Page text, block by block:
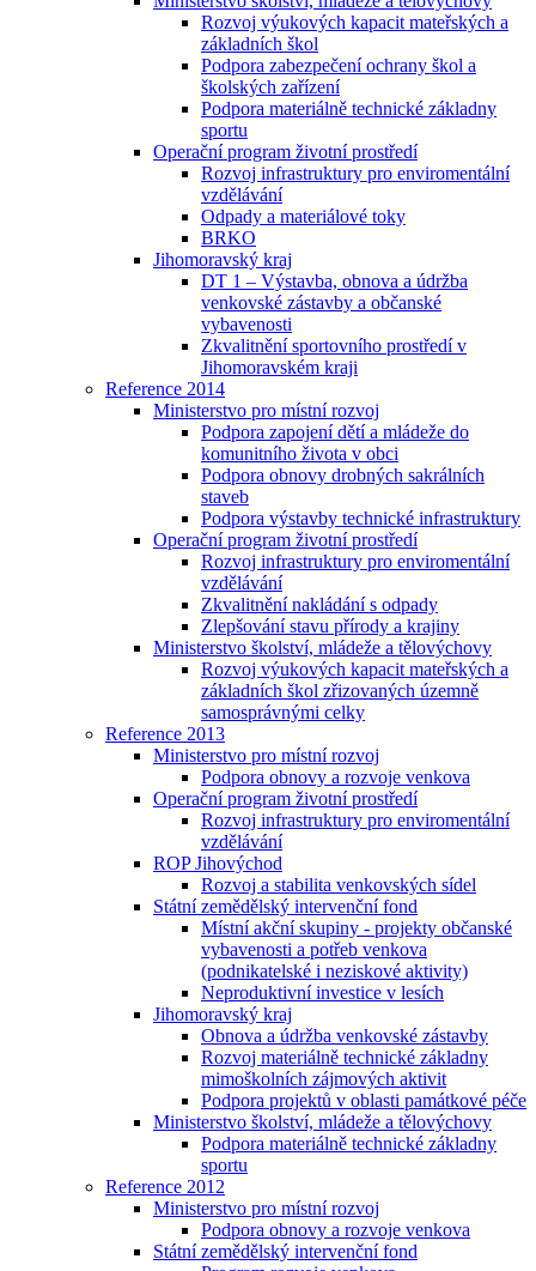
Rozvoj výukových kapacit mateřských a
základních škol
Podpora zabezpečení ochrany škol a
školských zařízení
Podpora materiálně technické základny
sportu
Operační program životní prostředí
Rozvoj infrastruktury pro enviromentální
vzdělávání
Odpady a materiálové toky
BRKO
Jihomoravský kraj
DT 1 – Výstavba, obnova a údržba
venkovské zástavby a občanské
vybavenosti
Zkvalitnění sportovního prostředí v
Jihomoravském kraji
Reference 2014
Ministerstvo pro místní rozvoj
Podpora zapojení dětí a mládeže do
komunitního života v obci
Podpora obnovy drobných sakrálních
staveb
Podpora výstavby technické infrastruktury
Operační program životní prostředí
Rozvoj infrastruktury pro enviromentální
vzdělávání
Zkvalitnění nakládání s odpady
Zlepšování stavu přírody a krajiny
Ministerstvo školství, mládeže a tělovýchovy
Rozvoj výukových kapacit mateřských a
základních škol zřizovaných územně
samosprávnými celky
Reference 2013
Ministerstvo pro místní rozvoj
Podpora obnovy a rozvoje venkova
Operační program životní prostředí
Rozvoj infrastruktury pro enviromentální
vzdělávání
ROP Jihovýchod
Rozvoj a stabilita venkovských sídel
Státní zemědělský intervenční fond
Místní akční skupiny - projekty občanské
vybavenosti a potřeb venkova
(podnikatelské i neziskové aktivity)
Neproduktivní investice v lesích
Jihomoravský kraj
Obnova a údržba venkovské zástavby
Rozvoj materiálně technické základny
mimoškolních zájmových aktivit
Podpora projektů v oblasti památkové péče
Ministerstvo školství, mládeže a tělovýchovy
Podpora materiálně technické základny
sportu
Reference 2012
Ministerstvo pro místní rozvoj
Podpora obnovy a rozvoje venkova
Státní zemědělský intervenční fond